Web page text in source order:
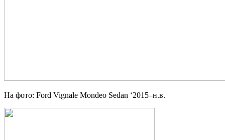
На фото: Ford Vignale Mondeo Sedan ‘2015–н.в.